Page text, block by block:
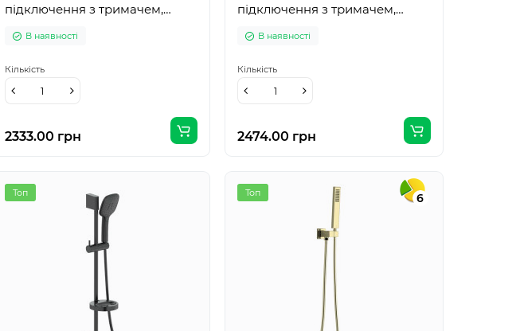
підключення з тримачем,
В наявності
2333.00 грн
Кількість
підключення з тримачем,
В наявності
2474.00 грн
Кількість
Топ 6
Топ